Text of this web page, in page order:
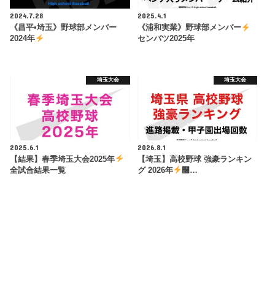
2024.7.28
《昌平•埼玉》野球部メンバー
2024年
2025.4.1
《浦和実業》野球部メンバー
センバツ2025年
埼玉大会
2025.6.1
【結果】春季埼玉大会2025年
全試合結果一覧
埼玉大会
2026.8.1
【埼玉】高校野球 強豪ランキン
グ 2026年
࿠…